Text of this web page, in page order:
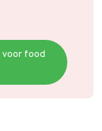
voor food